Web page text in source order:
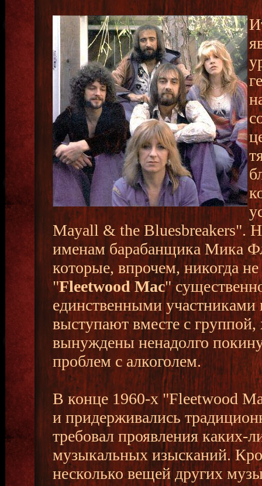
Mayall & the Bluesbreakers".
именам барабанщика Мика
которые, впрочем, никогда
"Fleetwood Mac"
единственными участниками
выступают вместе с
вынуждены ненадолго
проблем с алкоголем.
В конце 1960-х "Fleetwood
и придерживались
требовал проявления каких-
музыкальных изысканий.
несколько вещей других